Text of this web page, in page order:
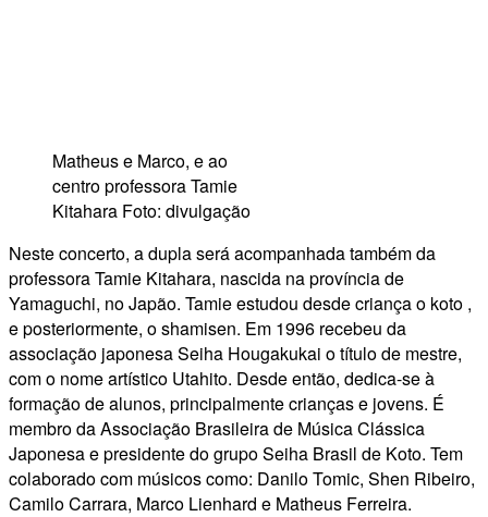
Matheus e Marco, e ao
centro professora Tamie
Kitahara Foto: divulgação
Neste concerto, a dupla será acompanhada também da
professora Tamie Kitahara, nascida na província de
Yamaguchi, no Japão. Tamie estudou desde criança o koto ,
e posteriormente, o shamisen. Em 1996 recebeu da
associação japonesa Seiha Hougakukai o título de mestre,
com o nome artístico Utahito. Desde então, dedica-se à
formação de alunos, principalmente crianças e jovens. É
membro da Associação Brasileira de Música Clássica
Japonesa e presidente do grupo Seiha Brasil de Koto. Tem
colaborado com músicos como: Danilo Tomic, Shen Ribeiro,
Camilo Carrara, Marco Lienhard e Matheus Ferreira.